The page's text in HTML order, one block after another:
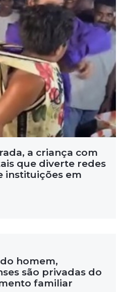
a criança com
que diverte redes
instituições em
homem,
são privadas do
familiar